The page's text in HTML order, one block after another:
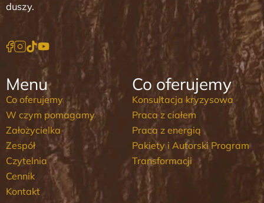
duszy.
Menu
Co oferujemy
W czym pomagamy
Założycielka
Zespół
Czytelnia
Cennik
Kontakt
Co oferujemy
Konsultacja kryzysowa
Praca z ciałem
Praca z energią
Pakiety i Autorski Program
Transformacji